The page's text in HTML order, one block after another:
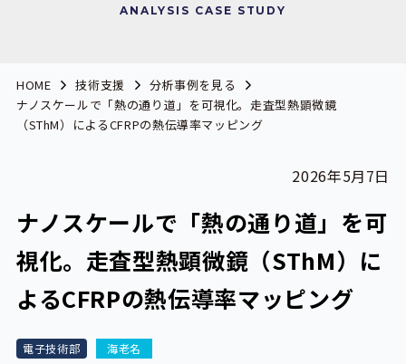
ANALYSIS CASE STUDY
HOME 技術支援
分析事例を見る
ナノスケールで「熱の通り道」を可視化。走査型熱顕微鏡
（SThM）によるCFRPの熱伝導率マッピング
2026年5月7日
ナノスケールで「熱の通り道」を可
視化。走査型熱顕微鏡（SThM）に
よるCFRPの熱伝導率マッピング
電子技術部
海老名